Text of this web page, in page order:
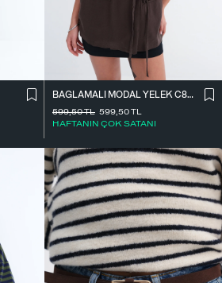
BAĞLAMALI MODAL YELEK C8021
599,50TL
HAFTANIN ÇOK SATANI
599,50TL